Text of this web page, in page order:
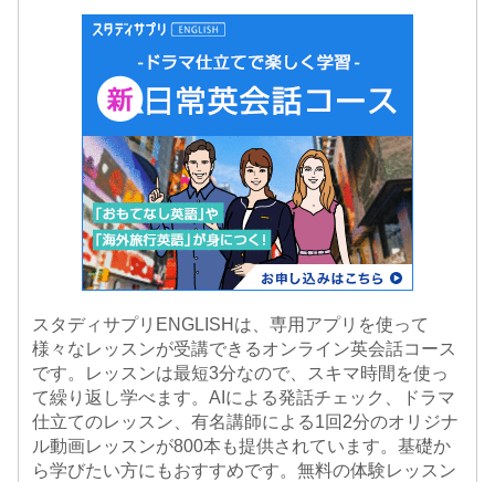
スタディサプリENGLISHは、専用アプリを使って
様々なレッスンが受講できるオンライン英会話コース
です。レッスンは最短3分なので、スキマ時間を使っ
て繰り返し学べます。AIによる発話チェック、ドラマ
仕立てのレッスン、有名講師による1回2分のオリジナ
ル動画レッスンが800本も提供されています。基礎か
ら学びたい方にもおすすめです。無料の体験レッスン